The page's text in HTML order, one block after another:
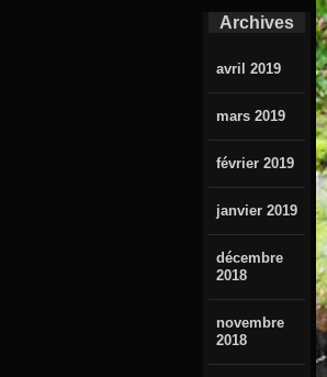
Archives
avril 2019
mars 2019
février 2019
janvier 2019
décembre
2018
novembre
2018